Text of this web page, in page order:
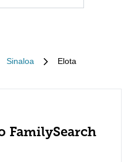
Sinaloa Elota
FamilySearch